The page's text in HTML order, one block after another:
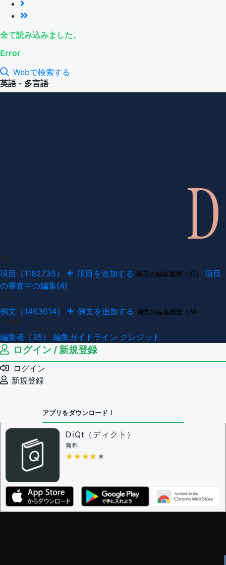
全て読み込みました。
Error
Webで検索する
英語 - 多言語
項目（1182735） 項目を追加する 項目の編集履歴（35）
項目
の審査中の編集(4)
例文（1463614） 例文を追加する 例文の編集履歴（39）
編集者（35） 編集ガイドライン クレジット
ログイン / 新規登録
ログイン
新規登録
アプリをダウンロード！
DiQt（ディクト）
無料
★★★★★
★★★★★